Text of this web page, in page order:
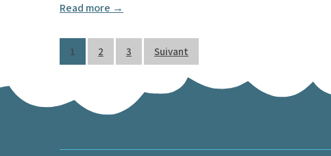
Read more →
Pagination
publications
1 2 3 Suivant